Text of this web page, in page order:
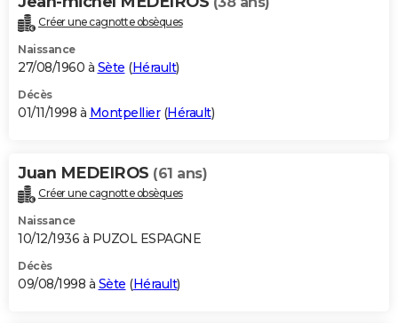
Créer une cagnotte obsèques
Naissance
27/08/1960 à Sète (Hérault)
Décès
01/11/1998 à Montpellier(Hérault)
Juan MEDEIROS (61 ans)
Créer une cagnotte obsèques
Naissance
10/12/1936 à PUZOL ESPAGNE
Décès
09/08/1998 à Sète (Hérault)